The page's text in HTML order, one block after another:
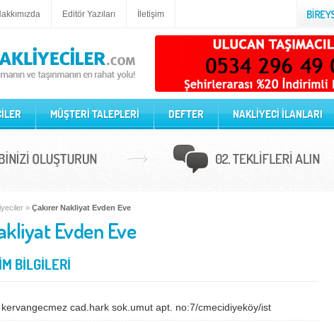
Editör Yazıları İletişim
MÜŞTERİ TALEPLERİ DEFTER NAKLİYECİ İLANLARI
» Çakırer Nakliyat Evden Eve
Evden Eve
BİLGİLERİ
kervangecmez cad.hark sok.umut apt. no:7/cmecidiyeköy/ist